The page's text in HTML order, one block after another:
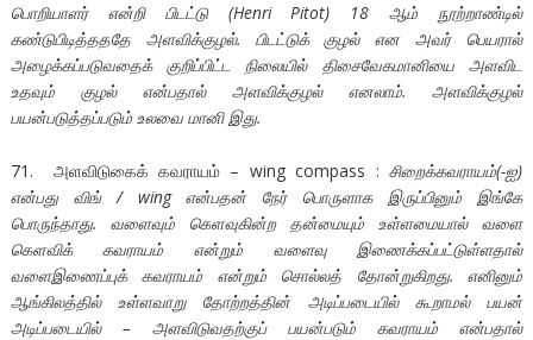
பொறியாளர் என்றி பிடட்டு (Henri Pitot) 18 ஆம் நூற்றாண்டில்
கண்டுபிடித்தததே அளவிக்குழல். பிடட்டுக் குழல் என அவர் பெயரால்
அழைக்கப்படுவதைக் குறிப்பிட்ட நிலையில் திசைவேகமானியை அளவிட
உதவும் குழல் என்பதால் அளவிக்குழல் எனலாம். அளவிக்குழல்
பயன்படுத்தப்படும் உலவை மானி இது.
71. அளவிடுகைக் கவராயம் – wing compass :சிறைக்கவராயம்(-ஐ)
என்பது விங் / wing என்பதன் நேர் பொருளாக இருப்பினும் இங்கே
பொருந்தாது. வளைவும் கௌவுகின்ற தன்மையும் உள்ளமையால் வளை
கௌவிக் கவராயம் என்றும் வளைவு இணைக்கப்பட்டுள்ளதால்
வளைஇணைப்புக் கவராயம் என்றும் சொல்லத் தோன்றுகிறது. எனினும்
ஆங்கிலத்தில் உள்ளவாறு தோற்றத்தின் அடிப்படையில் கூறாமல் பயன்
அடிப்படையில் – அளவிடுவதற்குப் பயன்படும் கவராயம் என்பதால்